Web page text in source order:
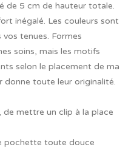
de 5 cm de hauteur totale.
inégalé. Les couleurs sont
tenues. Formes
soins, mais les motifs
selon le placement de ma
donne toute leur originalité.
de mettre un clip à la place
pochette toute douce